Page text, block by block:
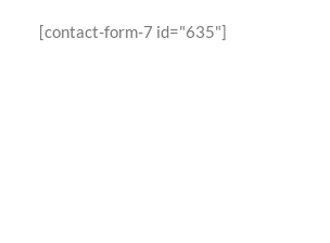
[contact-form-7 id="635"]